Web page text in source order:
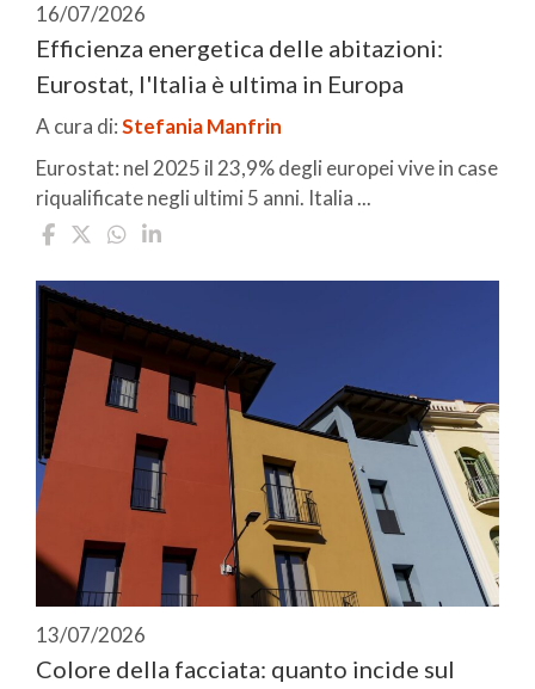
16/07/2026
Efficienza energetica delle abitazioni:
Eurostat, l'Italia è ultima in Europa
A cura di:Stefania Manfrin
Eurostat: nel 2025 il 23,9% degli europei vive in case
riqualificate negli ultimi 5 anni. Italia ...
13/07/2026
Colore della facciata: quanto incide sul